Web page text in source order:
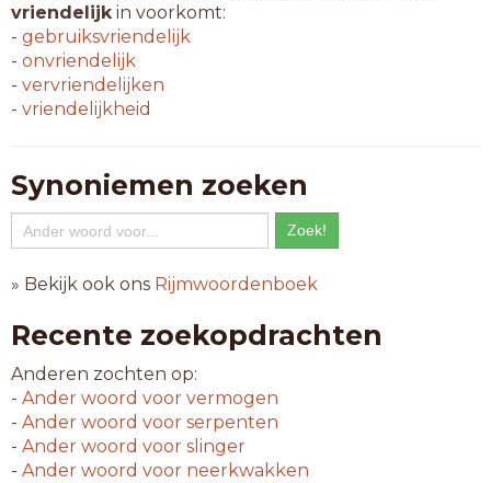
vriendelijkin voorkomt:
- gebruiksvriendelijk
- onvriendelijk
- vervriendelijken
- vriendelijkheid
Synoniemen zoeken
» Bekijk ook ons Rijmwoordenboek
Recente zoekopdrachten
Anderen zochten op:
- Ander woord voor vermogen
- Ander woord voor serpenten
- Ander woord voor slinger
- Ander woord voor neerkwakken